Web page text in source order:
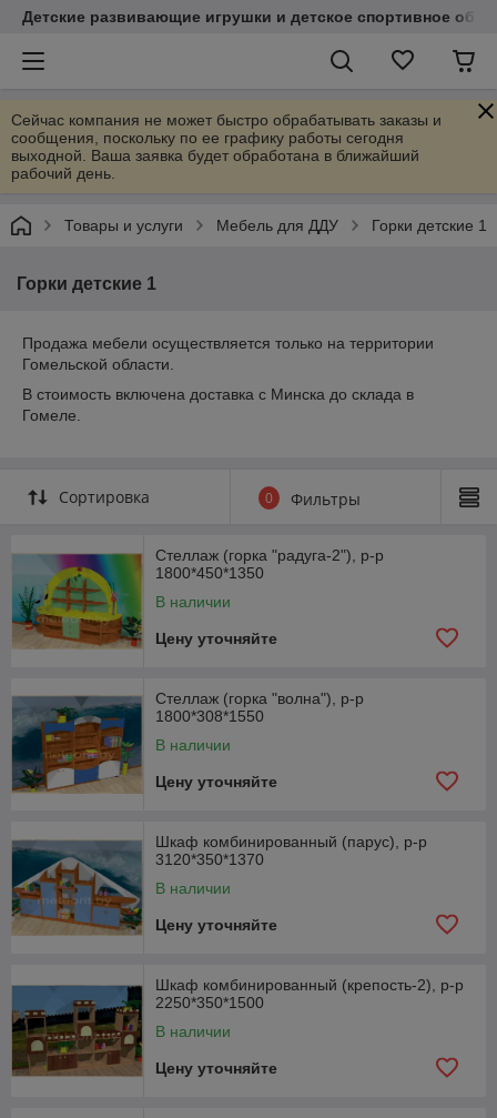
Детские развивающие игрушки и детское спортивное
Сейчас компания не может быстро обрабатывать заказы и
сообщения, поскольку по ее графику работы сегодня
выходной. Ваша заявка будет обработана в ближайший
рабочий день.
Товары и услуги Мебель для ДДУ Горки детские 1
Горки детские 1
Продажа мебели осуществляется только на территории
Гомельской области.
В стоимость включена доставка с Минска до склада в
Гомеле.
Сортировка 0 Фильтры
Стеллаж (горка "радуга-2"), р-р
1800*450*1350
В наличии
Цену уточняйте
Стеллаж (горка "волна"), р-р
1800*308*1550
В наличии
Цену уточняйте
Шкаф комбинированный (парус), р-р
3120*350*1370
В наличии
Цену уточняйте
Шкаф комбинированный (крепость-2), р-р
2250*350*1500
В наличии
Цену уточняйте